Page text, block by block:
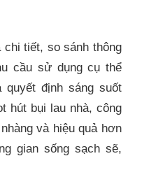
tiết, so sánh thông
cầu sử dụng cụ thể
định sáng suốt
hút bụi lau nhà, công
và hiệu quả hơn
gian sống sạch sẽ,